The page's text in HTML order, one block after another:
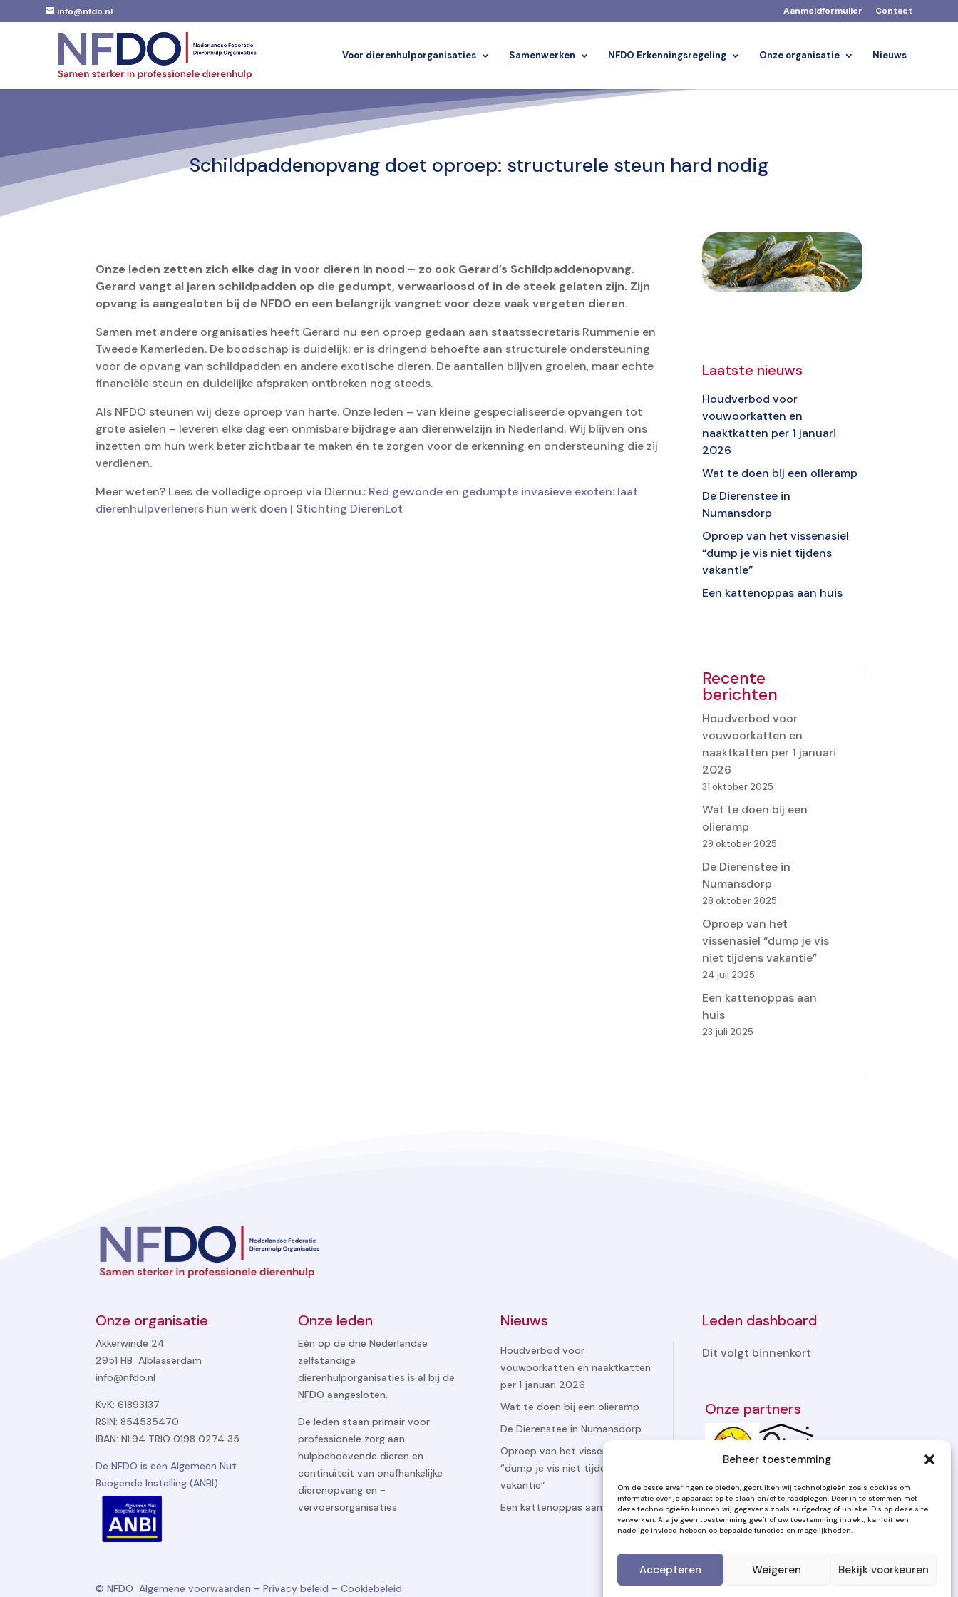
Beheer toestemming
Om de beste ervaringen te bieden, gebruiken wij technologieën zoals cookies om
informatie over je apparaat op te slaan en/of te raadplegen. Door in te stemmen met
deze technologieën kunnen wij gegevens zoals surfgedrag of unieke ID's op deze site
verwerken. Als je geen toestemming geeft of uw toestemming intrekt, kan dit een
nadelige invloed hebben op bepaalde functies en mogelijkheden.
Accepteren Weigeren Bekijk voorkeuren
info@nfdo.nl Aanmeldformulier Contact
Voor dierenhulporganisaties Samenwerken NFDO Erkenningsregeling Onze organisatie Nieuws
Schildpaddenopvang doet oproep: structurele steun hard nodig
Onze leden zetten zich elke dag in voor dieren in nood – zo ook Gerard’s Schildpaddenopvang.
Gerard vangt al jaren schildpadden op die gedumpt, verwaarloosd of in de steek gelaten zijn. Zijn
opvang is aangesloten bij de NFDO en een belangrijk vangnet voor deze vaak vergeten dieren.
Samen met andere organisaties heeft Gerard nu een oproep gedaan aan staatssecretaris Rummenie en
Tweede Kamerleden. De boodschap is duidelijk: er is dringend behoefte aan structurele ondersteuning
voor de opvang van schildpadden en andere exotische dieren. De aantallen blijven groeien, maar echte
financiële steun en duidelijke afspraken ontbreken nog steeds.
Als NFDO steunen wij deze oproep van harte. Onze leden – van kleine gespecialiseerde opvangen tot
grote asielen – leveren elke dag een onmisbare bijdrage aan dierenwelzijn in Nederland. Wij blijven ons
inzetten om hun werk beter zichtbaar te maken én te zorgen voor de erkenning en ondersteuning die zij
verdienen.
Meer weten? Lees de volledige oproep via Dier.nu.: Red gewonde en gedumpte invasieve exoten: laat
dierenhulpverleners hun werk doen | Stichting DierenLot
Laatste nieuws
Houdverbod voor
vouwoorkatten en
naaktkatten per 1 januari
2026
Wat te doen bij een olieramp
De Dierenstee in
Numansdorp
Oproep van het vissenasiel
“dump je vis niet tijdens
vakantie”
Een kattenoppas aan huis
Recente
berichten
Houdverbod voor
vouwoorkatten en
naaktkatten per 1 januari
2026
31 oktober 2025
Wat te doen bij een
olieramp
29 oktober 2025
De Dierenstee in
Numansdorp
28 oktober 2025
Oproep van het
vissenasiel “dump je vis
niet tijdens vakantie”
24 juli 2025
Een kattenoppas aan
huis
23 juli 2025
Onze organisatie
Akkerwinde 24
2951 HB Alblasserdam
info@nfdo.nl
KvK: 61893137
RSIN: 854535470
IBAN: NL94 TRIO 0198 0274 35
De NFDO is een Algemeen Nut
Beogende Instelling (ANBI)
Onze leden
Eén op de drie Nederlandse
zelfstandige
dierenhulporganisaties is al bij de
NFDO aangesloten.
De leden staan primair voor
professionele zorg aan
hulpbehoevende dieren en
continuïteit van onafhankelijke
dierenopvang en -
vervoersorganisaties.
Nieuws
Houdverbod voor
vouwoorkatten en naaktkatten
per 1 januari 2026
Wat te doen bij een olieramp
De Dierenstee in Numansdorp
Oproep van het vissenasiel
“dump je vis niet tijdens
vakantie”
Een kattenoppas aan huis
Leden dashboard
Dit volgt binnenkort
Onze partners
© NFDOAlgemene voorwaarden –Privacy beleid –Cookiebeleid